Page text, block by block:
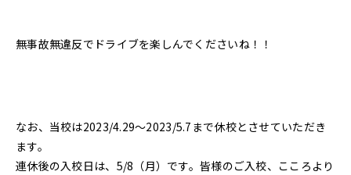
無事故無違反でドライブを楽しんでくださいね！！
なお、当校は2023/4.29〜2023/5.7まで休校とさせていただき
ます。
連休後の入校日は、5/8（月）です。皆様のご入校、こころより